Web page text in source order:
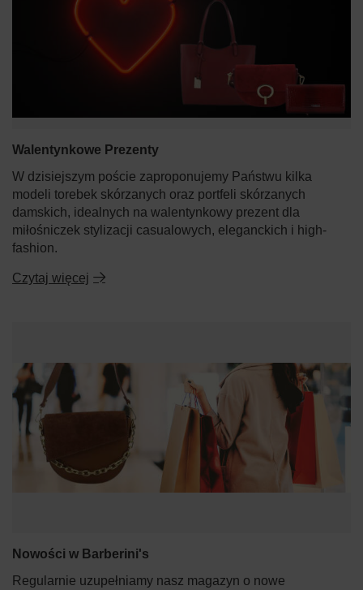
Walentynkowe Prezenty
W dzisiejszym poście zaproponujemy Państwu kilka
modeli torebek skórzanych oraz portfeli skórzanych
damskich, idealnych na walentynkowy prezent dla
miłośniczek stylizacji casualowych, eleganckich i high-
fashion.
Czytaj więcej
Nowości w Barberini's
Regularnie uzupełniamy nasz magazyn o nowe